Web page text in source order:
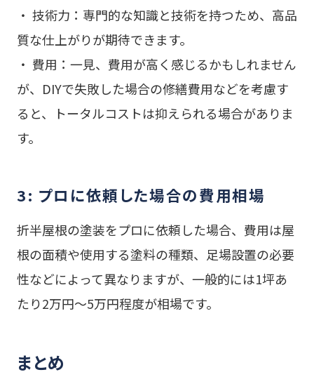
・ 技術力：専門的な知識と技術を持つため、高品
質な仕上がりが期待できます。
・ 費用：一見、費用が高く感じるかもしれません
が、DIYで失敗した場合の修繕費用などを考慮す
ると、トータルコストは抑えられる場合がありま
す。
3: プロに依頼した場合の費用相場
折半屋根の塗装をプロに依頼した場合、費用は屋
根の面積や使用する塗料の種類、足場設置の必要
性などによって異なりますが、一般的には1坪あ
たり2万円～5万円程度が相場です。
まとめ